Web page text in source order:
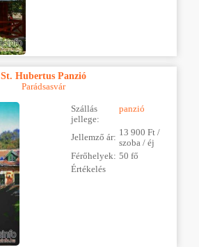
St. Hubertus Panzió
Parádsasvár
Szállás
jellege:
panzió
Jellemző ár: 13 900 Ft /
szoba / éj
Férőhelyek: 50 fő
Értékelés